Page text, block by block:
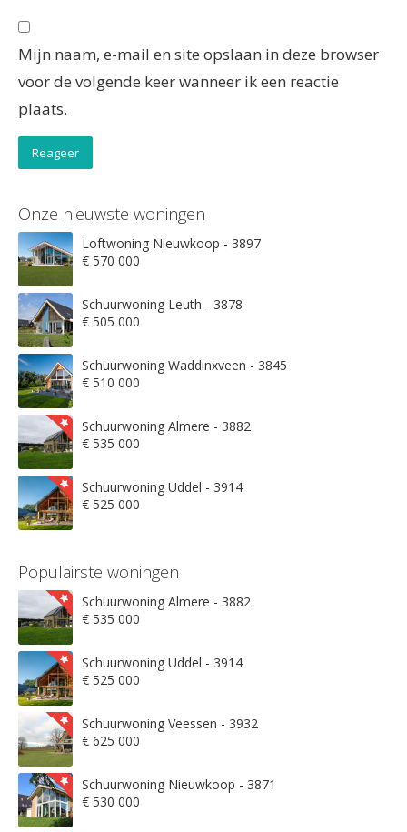
Mijn naam, e-mail en site opslaan in deze browser
voor de volgende keer wanneer ik een reactie
plaats.
Onze nieuwste woningen
Loftwoning Nieuwkoop - 3897
€ 570 000
Schuurwoning Leuth - 3878
€ 505 000
Schuurwoning Waddinxveen - 3845
€ 510 000
Schuurwoning Almere - 3882
€ 535 000
Schuurwoning Uddel - 3914
€ 525 000
Populairste woningen
Schuurwoning Almere - 3882
€ 535 000
Schuurwoning Uddel - 3914
€ 525 000
Schuurwoning Veessen - 3932
€ 625 000
Schuurwoning Nieuwkoop - 3871
€ 530 000